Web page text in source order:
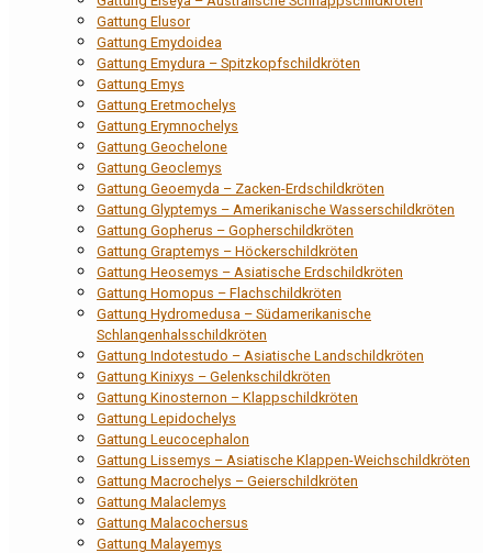
Gattung Elusor
Gattung Emydoidea
Gattung Emydura – Spitzkopfschildkröten
Gattung Emys
Gattung Eretmochelys
Gattung Erymnochelys
Gattung Geochelone
Gattung Geoclemys
Gattung Geoemyda – Zacken-Erdschildkröten
Gattung Glyptemys – Amerikanische Wasserschildkröten
Gattung Gopherus – Gopherschildkröten
Gattung Graptemys – Höckerschildkröten
Gattung Heosemys – Asiatische Erdschildkröten
Gattung Homopus – Flachschildkröten
Gattung Hydromedusa – Südamerikanische
Schlangenhalsschildkröten
Gattung Indotestudo – Asiatische Landschildkröten
Gattung Kinixys – Gelenkschildkröten
Gattung Kinosternon – Klappschildkröten
Gattung Lepidochelys
Gattung Leucocephalon
Gattung Lissemys – Asiatische Klappen-Weichschildkröten
Gattung Macrochelys – Geierschildkröten
Gattung Malaclemys
Gattung Malacochersus
Gattung Malayemys